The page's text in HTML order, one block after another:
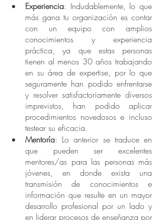
Experiencia: Indudablemente, lo que
más gana tu organización es contar
con un equipo con amplios
conocimientos y experiencia
práctica, ya que estas personas
tienen al menos 30 años trabajando
en su área de expertise, por lo que
seguramente han podido enfrentarse
y resolver satisfactoriamente diversos
imprevistos, han podido aplicar
procedimientos novedosos e incluso
testear su eficacia.
Mentoría: Lo anterior se traduce en
que pueden ser excelentes
mentores/as para las personas más
jóvenes, en donde exista una
transmisión de conocimientos e
información que resulte en un mayor
desarrollo profesional por un lado y
en liderar procesos de enseñanza por